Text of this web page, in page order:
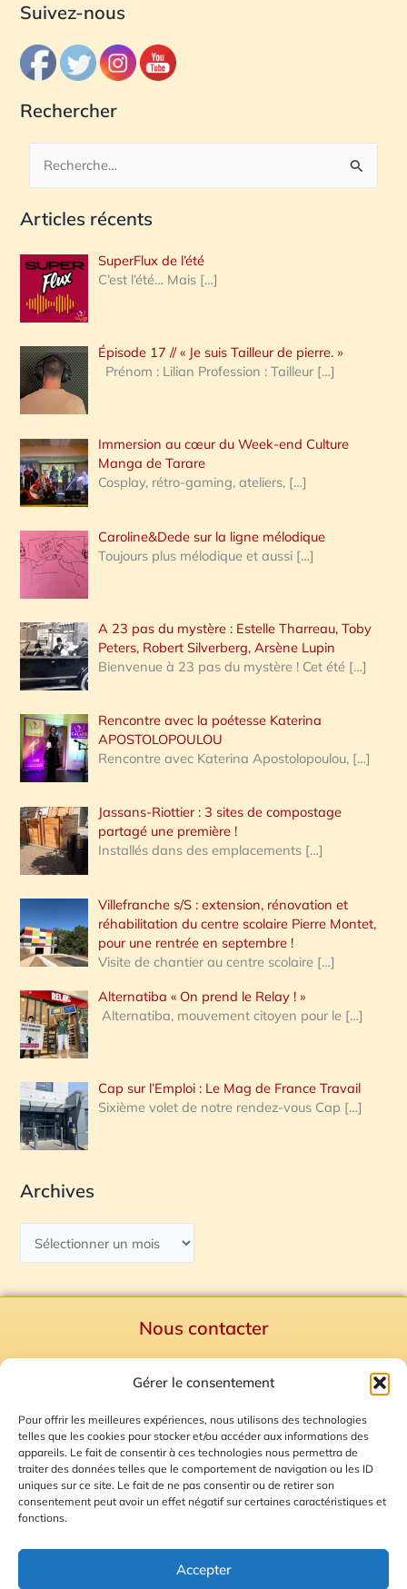
Gérer le consentement
Pour offrir les meilleures expériences, nous utilisons des technologies
telles que les cookies pour stocker et/ou accéder aux informations des
appareils. Le fait de consentir à ces technologies nous permettra de
traiter des données telles que le comportement de navigation ou les ID
uniques sur ce site. Le fait de ne pas consentir ou de retirer son
consentement peut avoir un effet négatif sur certaines caractéristiques et
fonctions.
Accepter
Suivez-nous
Rechercher
c
e
r
c
h
e
:
Articles récents
SuperFlux de l’été
C’est l’été… Mais […]
Épisode 17 // « Je suis Tailleur de pierre. »
Prénom : Lilian Profession : Tailleur […]
Immersion au cœur du Week-end Culture
Manga de Tarare
Cosplay, rétro-gaming, ateliers, […]
Caroline&Dede sur la ligne mélodique
Toujours plus mélodique et aussi […]
A 23 pas du mystère : Estelle Tharreau, Toby
Peters, Robert Silverberg, Arsène Lupin
Bienvenue à 23 pas du mystère ! Cet été […]
Rencontre avec la poétesse Katerina
APOSTOLOPOULOU
Rencontre avec Katerina Apostolopoulou, […]
Jassans-Riottier : 3 sites de compostage
partagé une première !
Installés dans des emplacements […]
Villefranche s/S : extension, rénovation et
réhabilitation du centre scolaire Pierre Montet,
pour une rentrée en septembre !
Visite de chantier au centre scolaire […]
Alternatiba « On prend le Relay ! »
Alternatiba, mouvement citoyen pour le […]
Cap sur l’Emploi : Le Mag de France Travail
Sixième volet de notre rendez-vous Cap […]
Archives
Nous contacter
Mentions Légales
Plan du site
Gestion des Cookies